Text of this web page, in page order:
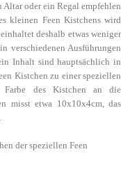
oder ein Regal empfehlen
kleinen Feen Kistchens wird
deshalb etwas weniger
verschiedenen Ausführungen
Inhalt sind hauptsächlich in
Kistchen zu einer speziellen
des Kistchen an die
misst etwa 10x10x4cm, das
der speziellen Feen